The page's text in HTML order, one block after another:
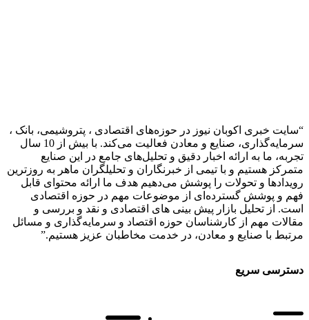
“سایت خبری اکوبان نیوز در حوزه‌های اقتصادی ، پتروشیمی، بانک ،
سرمایه‌گذاری، صنایع و معادن فعالیت می‌کند. با بیش از 10 سال
تجربه، ما به ارائه اخبار دقیق و تحلیل‌های جامع در این صنایع
متمرکز هستیم و با تیمی از خبرنگاران و تحلیلگران ماهر به روزترین
رویدادها و تحولات را پوشش می‌دهیم هدف ما ارائه محتوای قابل
فهم و پوشش گسترده‌ای از موضوعات مهم در حوزه اقتصادی
است. از تحلیل بازار پیش بینی های اقتصادی و نقد و بررسی و
مقالات مهم از کارشناسان حوزه اقتصاد و سرمایه‌گذاری و مسائل
مرتبط با صنایع و معادن، در خدمت مخاطبان عزیز هستیم.”
دسترسی سریع